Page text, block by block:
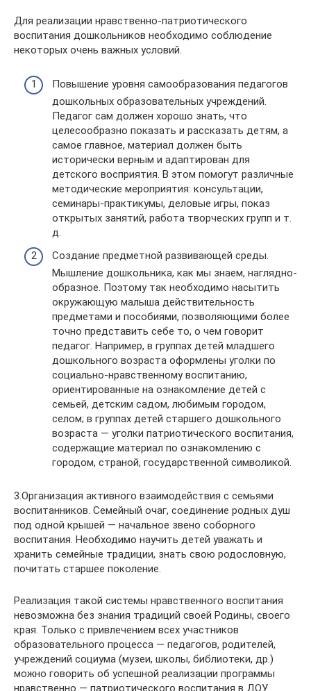
Для реализации нравственно-патриотического
воспитания дошкольников необходимо соблюдение
некоторых очень важных условий.
Повышение уровня самообразования педагогов
дошкольных образовательных учреждений.
Педагог сам должен хорошо знать, что
целесообразно показать и рассказать детям, а
самое главное, материал должен быть
исторически верным и адаптирован для
детского восприятия. В этом помогут различные
методические мероприятия: консультации,
семинары-практикумы, деловые игры, показ
открытых занятий, работа творческих групп и т.
д.
Создание предметной развивающей среды.
Мышление дошкольника, как мы знаем, наглядно-
образное. Поэтому так необходимо насытить
окружающую малыша действительность
предметами и пособиями, позволяющими более
точно представить себе то, о чем говорит
педагог. Например, в группах детей младшего
дошкольного возраста оформлены уголки по
социально-нравственному воспитанию,
ориентированные на ознакомление детей с
семьей, детским садом, любимым городом,
селом; в группах детей старшего дошкольного
возраста — уголки патриотического воспитания,
содержащие материал по ознакомлению с
городом, страной, государственной символикой.
3.Организация активного взаимодействия с семьями
воспитанников. Семейный очаг, соединение родных душ
под одной крышей — начальное звено соборного
воспитания. Необходимо научить детей уважать и
хранить семейные традиции, знать свою родословную,
почитать старшее поколение.
Реализация такой системы нравственного воспитания
невозможна без знания традиций своей Родины, своего
края. Только с привлечением всех участников
образовательного процесса — педагогов, родителей,
учреждений социума (музеи, школы, библиотеки, др.)
можно говорить об успешной реализации программы
нравственно — патриотического воспитания в ДОУ.